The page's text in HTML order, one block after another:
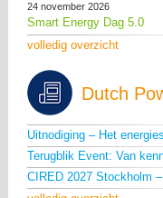
24 november 2026
Smart Energy Dag 5.0
volledig overzicht
Dutch
Uitnodiging – Het
Terugblik Event: Van
CIRED 2027 Stockholm